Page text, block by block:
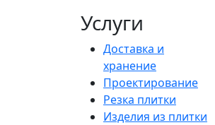
Услуги
Доставка и
хранение
Проектирование
Резка плитки
Изделия из плитки